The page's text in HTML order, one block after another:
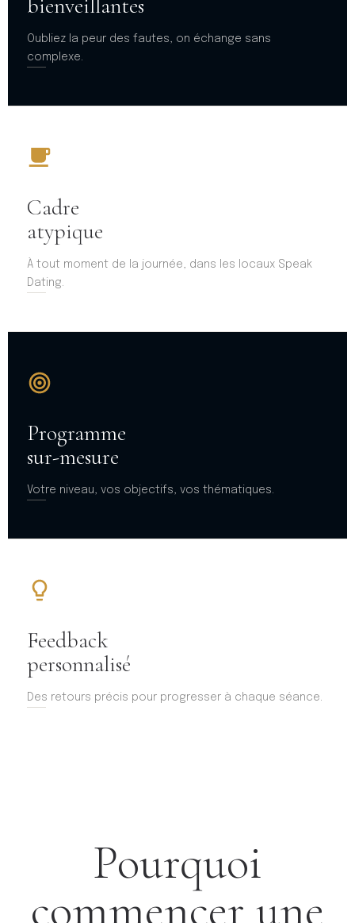
bienveillantes
Oubliez la peur des fautes, on échange sans
complexe.
Cadre
atypique
À tout moment de la journée, dans les locaux Speak
Dating.
Programme
sur-mesure
Votre niveau, vos objectifs, vos thématiques.
Feedback
personnalisé
Des retours précis pour progresser à chaque séance.
Pourquoi
commencer une